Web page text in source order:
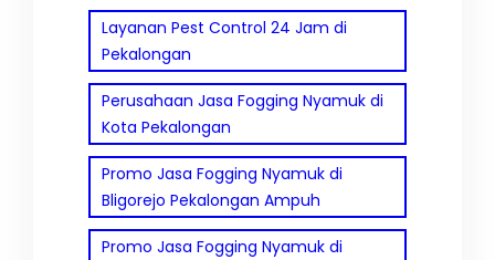
Layanan Pest Control 24 Jam di
Pekalongan
Perusahaan Jasa Fogging Nyamuk di
Kota Pekalongan
Promo Jasa Fogging Nyamuk di
Bligorejo Pekalongan Ampuh
Promo Jasa Fogging Nyamuk di